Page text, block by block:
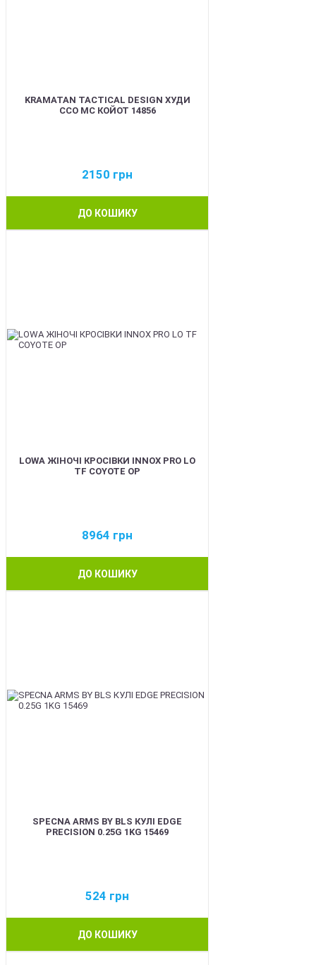
KRAMATAN TACTICAL DESIGN ХУДИ
ССО МС КОЙОТ 14856
2150 грн
ДО КОШИКУ
LOWA ЖІНОЧІ КРОСІВКИ INNOX PRO LO
TF COYOTE OP
8964 грн
ДО КОШИКУ
SPECNA ARMS BY BLS КУЛІ EDGE
PRECISION 0.25G 1KG 15469
524 грн
ДО КОШИКУ